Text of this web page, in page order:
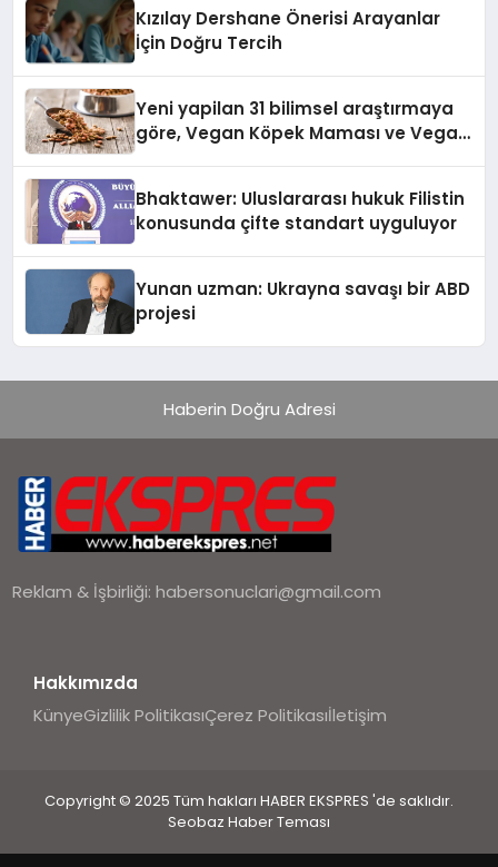
Kızılay Dershane Önerisi Arayanlar
İçin Doğru Tercih
Yeni yapilan 31 bilimsel araştırmaya
göre, Vegan Köpek Maması ve Vegan
Bhaktawer: Uluslararası hukuk Filistin
konusunda çifte standart uyguluyor
Yunan uzman: Ukrayna savaşı bir ABD
projesi
Haberin Doğru Adresi
Reklam & İşbirliği:habersonuclari@gmail.com
Hakkımızda
KünyeGizlilik PolitikasıÇerez Politikasıİletişim
Copyright © 2025 Tüm hakları HABER EKSPRES 'de saklıdır.
Seobaz Haber Teması